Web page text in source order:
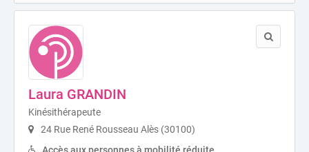
Laura GRANDIN
Kinésithérapeute
24 Rue René Rousseau Alès (30100)